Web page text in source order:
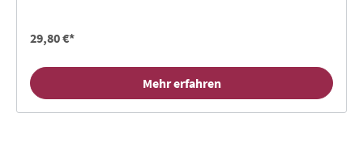
29,80 €*
Mehr erfahren